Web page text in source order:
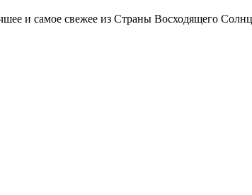
и самое свежее из Страны Восходящего